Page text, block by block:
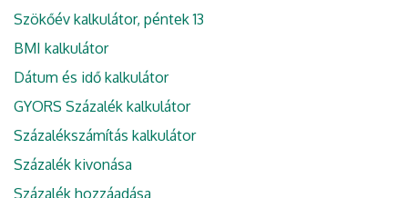
Szökőév kalkulátor, péntek 13
BMI kalkulátor
Dátum és idő kalkulátor
GYORS Százalék kalkulátor
Százalékszámítás kalkulátor
Százalék kivonása
Százalék hozzáadása